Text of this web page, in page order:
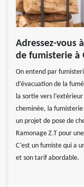
Adressez-vous
de fumisterie à
On entend par
d’évacuation de la
la sortie vers
cheminée, la
un projet de pose de
Ramonage Z.T pour
C’est un fumiste qui a
et son tarif abordable.